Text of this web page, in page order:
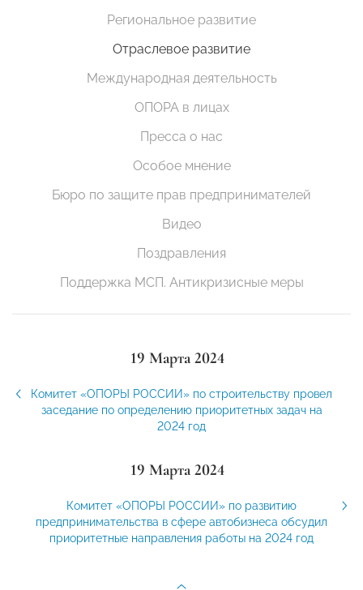
Региональное развитие
Отраслевое развитие
Международная деятельность
ОПОРА в лицах
Пресса о нас
Особое мнение
Бюро по защите прав предпринимателей
Видео
Поздравления
Поддержка МСП. Антикризисные меры
19 Марта 2024
Комитет «ОПОРЫ РОССИИ» по строительству провел
заседание по определению приоритетных задач на
2024 год
19 Марта 2024
Комитет «ОПОРЫ РОССИИ» по развитию
предпринимательства в сфере автобизнеса обсудил
приоритетные направления работы на 2024 год